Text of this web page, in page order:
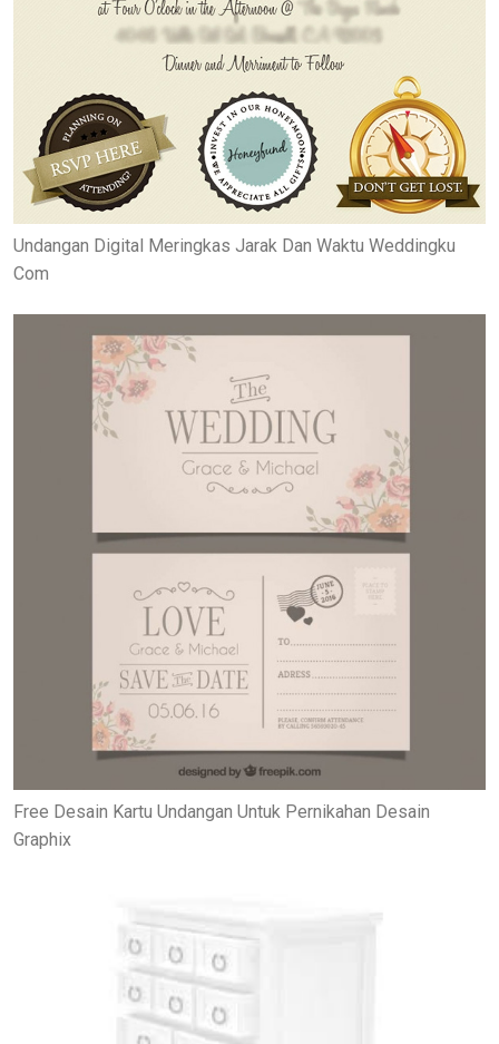
Undangan Digital Meringkas Jarak Dan Waktu Weddingku
Com
Free Desain Kartu Undangan Untuk Pernikahan Desain
Graphix